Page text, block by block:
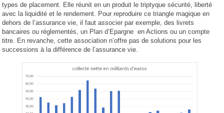
types de placement. Elle réunit en un produit le triptyque sécurité, liberté
avec la liquidité et le rendement. Pour reproduire ce triangle magique en
dehors de l’assurance vie, il faut associer par exemple, des livrets
bancaires ou réglementés, un Plan d’Epargne en Actions ou un compte
titre. En revanche, cette association n’offre pas de solutions pour les
successions à la différence de l’assurance vie.